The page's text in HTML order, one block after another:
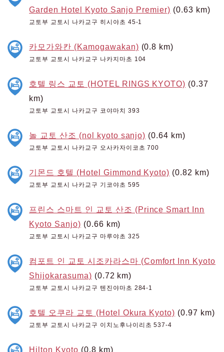
Garden Hotel Kyoto Sanjo Premier) (0.63 km)
교토부 교토시 나카교구 히시야초 45-1
카모가와칸 (Kamogawakan) (0.8 km)
교토부 교토시 나카교구 나카지마초 104
호텔 링스 교토 (HOTEL RINGS KYOTO) (0.37
km)
교토부 교토시 나카교구 코야마치 393
놀 교토 산조 (nol kyoto sanjo) (0.64 km)
교토부 교토시 나카교구 오사카자이코초 700
기몬드 호텔 (Hotel Gimmond Kyoto) (0.82 km)
교토부 교토시 나카교구 기코야초 595
프린스 스마트 인 교토 산조 (Prince Smart Inn
Kyoto Sanjo) (0.66 km)
교토부 교토시 나카교구 마루야초 325
컴포트 인 교토 시조카라스마 (Comfort Inn Kyoto
Shijokarasuma) (0.72 km)
교토부 교토시 나카교구 텐진야마초 284-1
호텔 오쿠라 교토 (Hotel Okura Kyoto) (0.97 km)
교토부 교토시 나카교구 이치노후나이리초 537-4
Hilton Kyoto (0.8 km)